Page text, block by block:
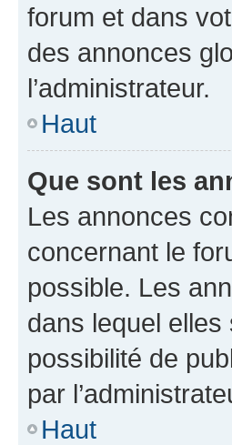
forum et dans
des annonces
l’administrateur.
Haut
Que sont les
Les annonces
concernant le
possible. Les
dans lequel
possibilité de
par
Haut